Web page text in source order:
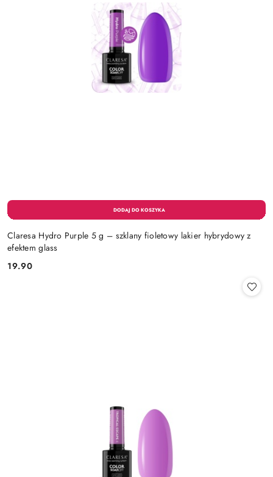
Claresa Hydro Purple 5 g – szklany fioletowy lakier hybrydowy z
efektem glass
Cena:
19.90